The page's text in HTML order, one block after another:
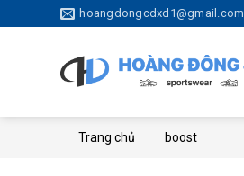
to
hoangdongcdxd1@gmail.com
Trang chủ boost